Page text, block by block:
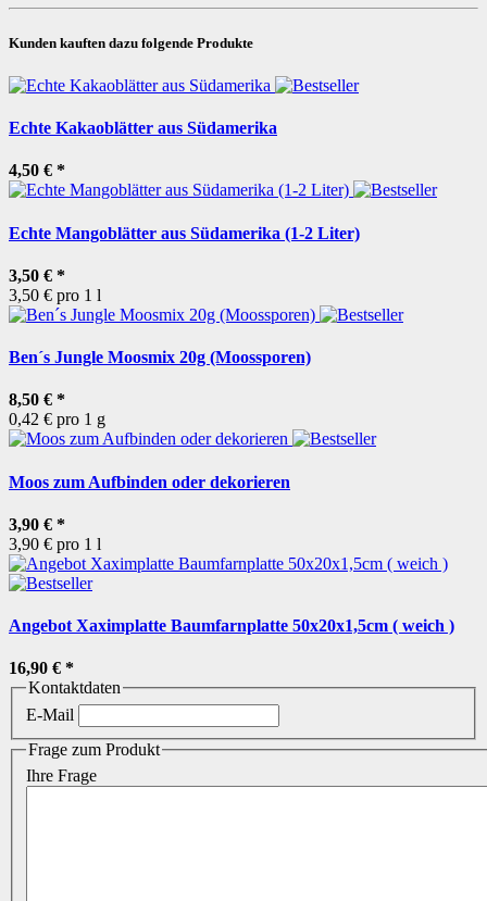
Kunden kauften dazu folgende Produkte
Echte Kakaoblätter aus Südamerika
4,50 € *
Echte Mangoblätter aus Südamerika (1-2 Liter)
3,50 € *
3,50 € pro 1 l
Ben´s Jungle Moosmix 20g (Moossporen)
8,50 € *
0,42 € pro 1 g
Moos zum Aufbinden oder dekorieren
3,90 € *
3,90 € pro 1 l
Angebot Xaximplatte Baumfarnplatte 50x20x1,5cm ( weich )
16,90 € *
Kontaktdaten
E-Mail
Frage zum Produkt
Ihre Frage